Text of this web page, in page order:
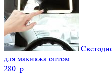
для макияжа оптом
280. p